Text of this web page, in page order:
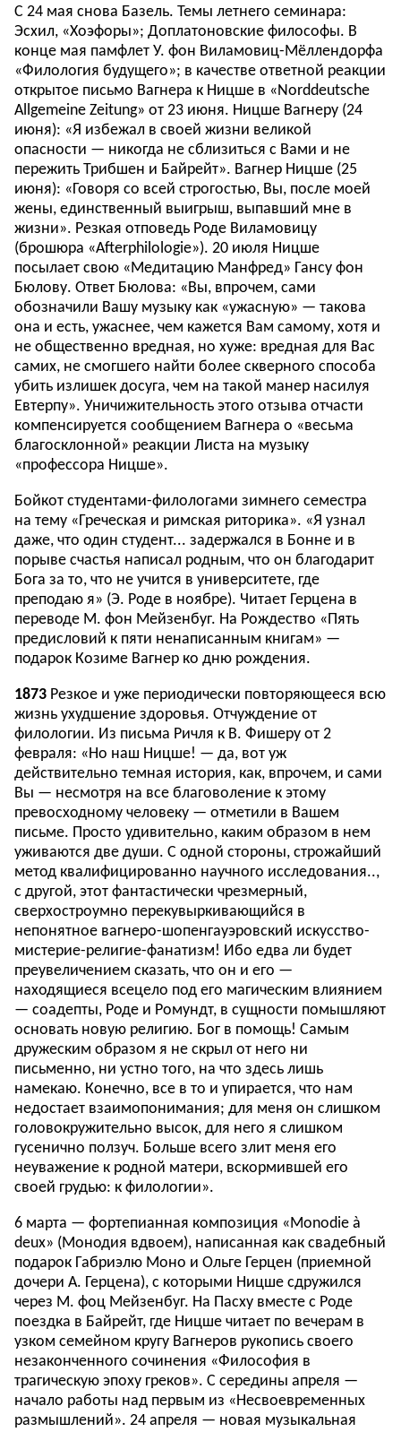
С 24 мая снова Базель. Темы летнего семинара:
Эсхил, «Хоэфоры»; Доплатоновские философы. В
конце мая памфлет У. фон Виламовиц-Мёллендорфа
«Филология будущего»; в качестве ответной реакции
открытое письмо Вагнера к Ницше в «Norddeutsche
Allgemeine Zeitung» от 23 июня. Ницше Вагнеру (24
июня): «Я избежал в своей жизни великой
опасности — никогда не сблизиться с Вами и не
пережить Трибшен и Байрейт». Вагнер Ницше (25
июня): «Говоря со всей строгостью, Вы, после моей
жены, единственный выигрыш, выпавший мне в
жизни». Резкая отповедь Роде Виламовицу
(брошюра «Afterphilologie»). 20 июля Ницше
посылает свою «Медитацию Манфред» Гансу фон
Бюлову. Ответ Бюлова: «Вы, впрочем, сами
обозначили Вашу музыку как «ужасную» — такова
она и есть, ужаснее, чем кажется Вам самому, хотя и
не общественно вредная, но хуже: вредная для Вас
самих, не смогшего найти более скверного способа
убить излишек досуга, чем на такой манер насилуя
Евтерпу». Уничижительность этого отзыва отчасти
компенсируется сообщением Вагнера о «весьма
благосклонной» реакции Листа на музыку
«профессора Ницше».
Бойкот студентами-филологами зимнего семестра
на тему «Греческая и римская риторика». «Я узнал
даже, что один студент... задержался в Бонне и в
порыве счастья написал родным, что он благодарит
Бога за то, что не учится в университете, где
преподаю я» (Э. Роде в ноябре). Читает Герцена в
переводе Μ. фон Мейзенбуг. На Рождество «Пять
предисловий к пяти ненаписанным книгам» —
подарок Козиме Вагнер ко дню рождения.
1873 Резкое и уже периодически повторяющееся всю
жизнь ухудшение здоровья. Отчуждение от
филологии. Из письма Ричля к В. Фишеру от 2
февраля: «Но наш Ницше! — да, вот уж
действительно темная история, как, впрочем, и сами
Вы — несмотря на все благоволение к этому
превосходному человеку — отметили в Вашем
письме. Просто удивительно, каким образом в нем
уживаются две души. С одной стороны, строжайший
метод квалифицированно научного исследования..,
с другой, этот фантастически чрезмерный,
сверхостроумно перекувыркивающийся в
непонятное вагнеро-шопенгауэровский искусство-
мистерие-религие-фанатизм! Ибо едва ли будет
преувеличением сказать, что он и его —
находящиеся всецело под его магическим влиянием
— соадепты, Роде и Ромундт, в сущности помышляют
основать новую религию. Бог в помощь! Самым
дружеским образом я не скрыл от него ни
письменно, ни устно того, на что здесь лишь
намекаю. Конечно, все в то и упирается, что нам
недостает взаимопонимания; для меня он слишком
головокружительно высок, для него я слишком
гусенично ползуч. Больше всего злит меня его
неуважение к родной матери, вскормившей его
своей грудью: к филологии».
6 марта — фортепианная композиция «Monodie à
deux» (Монодия вдвоем), написанная как свадебный
подарок Габриэлю Моно и Ольге Герцен (приемной
дочери А. Герцена), с которыми Ницше сдружился
через М. фоц Мейзенбуг. На Пасху вместе с Роде
поездка в Байрейт, где Ницше читает по вечерам в
узком семейном кругу Вагнеров рукопись своего
незаконченного сочинения «Философия в
трагическую эпоху греков». С середины апреля —
начало работы над первым из «Несвоевременных
размышлений». 24 апреля — новая музыкальная